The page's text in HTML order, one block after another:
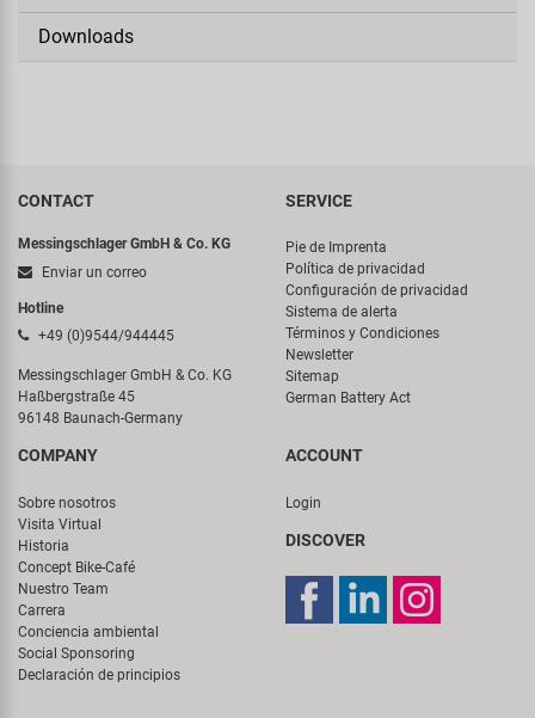
Downloads
CONTACT
Messingschlager GmbH & Co. KG
Enviar un correo
Hotline
+49 (0)9544/944445
Messingschlager GmbH & Co. KG
Haßbergstraße 45
96148 Baunach-Germany
SERVICE
Pie de Imprenta
Política de privacidad
Configuración de privacidad
Sistema de alerta
Términos y Condiciones
Newsletter
Sitemap
German Battery Act
COMPANY
Sobre nosotros
Visita Virtual
Historia
Concept Bike-Café
Nuestro Team
Carrera
Conciencia ambiental
Social Sponsoring
Declaración de principios
ACCOUNT
Login
DISCOVER